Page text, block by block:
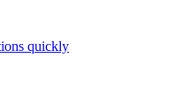
quickly